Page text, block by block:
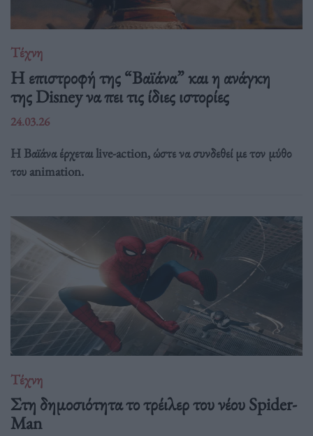
Τέχνη
Η επιστροφή της “Βαϊάνα” και η ανάγκη
της Disney να πει τις ίδιες ιστορίες
24.03.26
Η Βαϊάνα έρχεται live-action, ώστε να συνδεθεί με τον μύθο
του animation.
Τέχνη
Στη δημοσιότητα το τρέιλερ του νέου Spider-
Man